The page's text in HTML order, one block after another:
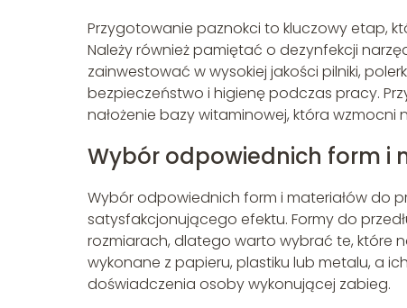
Przygotowanie paznokci to kluczowy etap,
Należy również pamiętać o dezynfekcji
zainwestować w wysokiej jakości pilniki,
bezpieczeństwo i higienę podczas pracy.
nałożenie bazy witaminowej, która wzmocni
Wybór odpowiednich form i
Wybór odpowiednich form i materiałów do
satysfakcjonującego efektu. Formy do
rozmiarach, dlatego warto wybrać te, które
wykonane z papieru, plastiku lub metalu, a
doświadczenia osoby wykonującej zabieg.